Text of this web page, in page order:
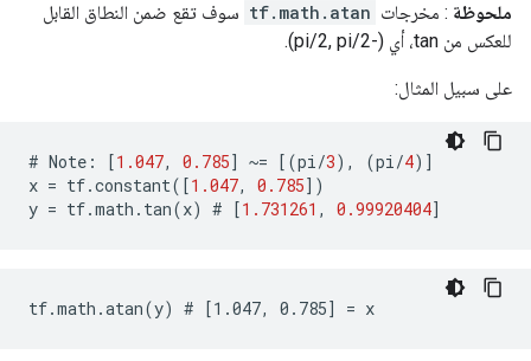
ملحوظة : مخرجات tf.math.atan سوف تقع ضمن النطاق القابل
للعكس من tan، أي (-pi/2, pi/2).
على سبيل المثال:
# Note : [1.047, 0.785] ~= [(pi/3), (pi/4)]
x = tf.constant([1.047, 0.785])
y = tf.math . tan(x) # [1.731261 , 0.99920404]
tf.math.atan(y) # [1.047, 0.785] = x